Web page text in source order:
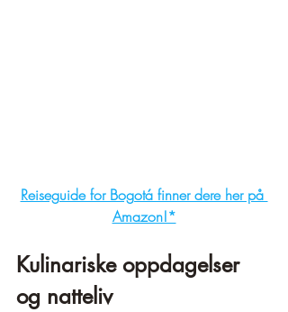
Reiseguide for Bogotá finner dere her på
Amazon!*
Kulinariske oppdagelser
og natteliv